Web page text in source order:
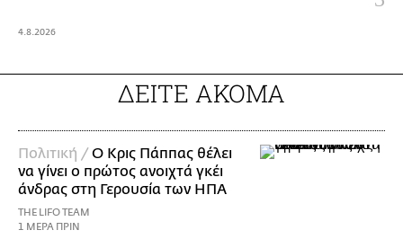
4.8.2026
ΔΕΙΤΕ ΑΚΟΜΑ
Πολιτική /Ο Κρις Πάππας θέλει
να γίνει ο πρώτος ανοιχτά γκέι
άνδρας στη Γερουσία των ΗΠΑ
THE LIFO TEAM
1 ΜΕΡΑ ΠΡΙΝ